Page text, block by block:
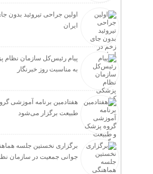
اولین جراحی تیروئید بدون
ایران
پیام رئیس‌کل سازمان نظام
به مناسبت روز خبرنگار
هفتادمین برنامه آموزشی
طبیعت برگزار می‌شود
برگزاری نخستین جلسه
جوانی جمعیت در سازمان